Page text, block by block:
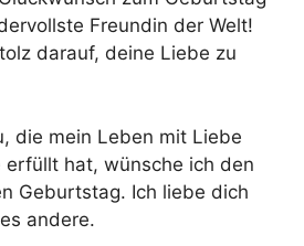
Freundin der Welt!
darauf, deine Liebe zu
die mein Leben mit Liebe
erfüllt hat, wünsche ich den
Geburtstag. Ich liebe dich
andere.